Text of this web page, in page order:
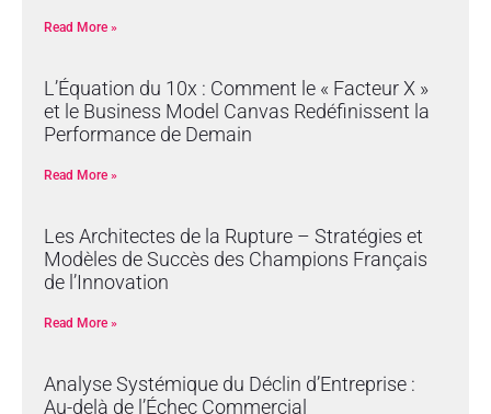
Read More »
L’Équation du 10x : Comment le « Facteur X »
et le Business Model Canvas Redéfinissent la
Performance de Demain
Read More »
Les Architectes de la Rupture – Stratégies et
Modèles de Succès des Champions Français
de l’Innovation
Read More »
Analyse Systémique du Déclin d’Entreprise :
Au-delà de l’Échec Commercial